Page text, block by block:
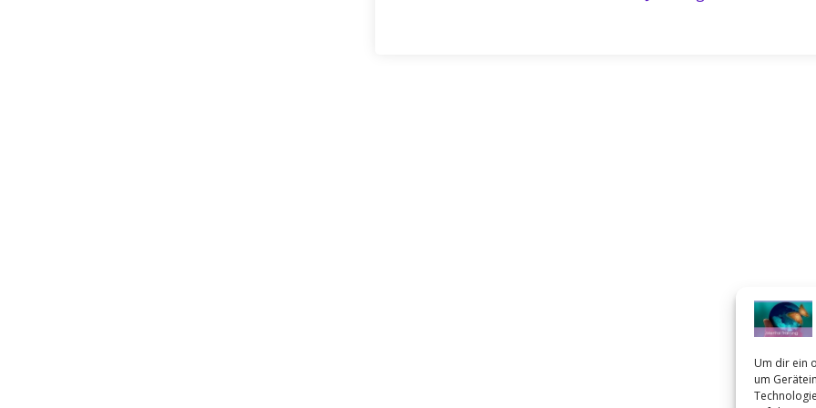
Um dir ein
um